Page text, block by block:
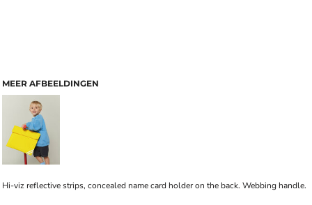
MEER AFBEELDINGEN
Hi-viz reflective strips, concealed name card holder on the back. Webbing handle.